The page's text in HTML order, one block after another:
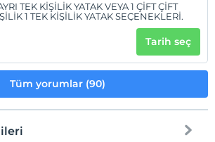
TEK KİŞİLİK YATAK VEYA 1 ÇİFT ÇİFT
1 TEK KİŞİLİK YATAK SEÇENEKLERİ.
Tarih seç
Tüm yorumlar (90)